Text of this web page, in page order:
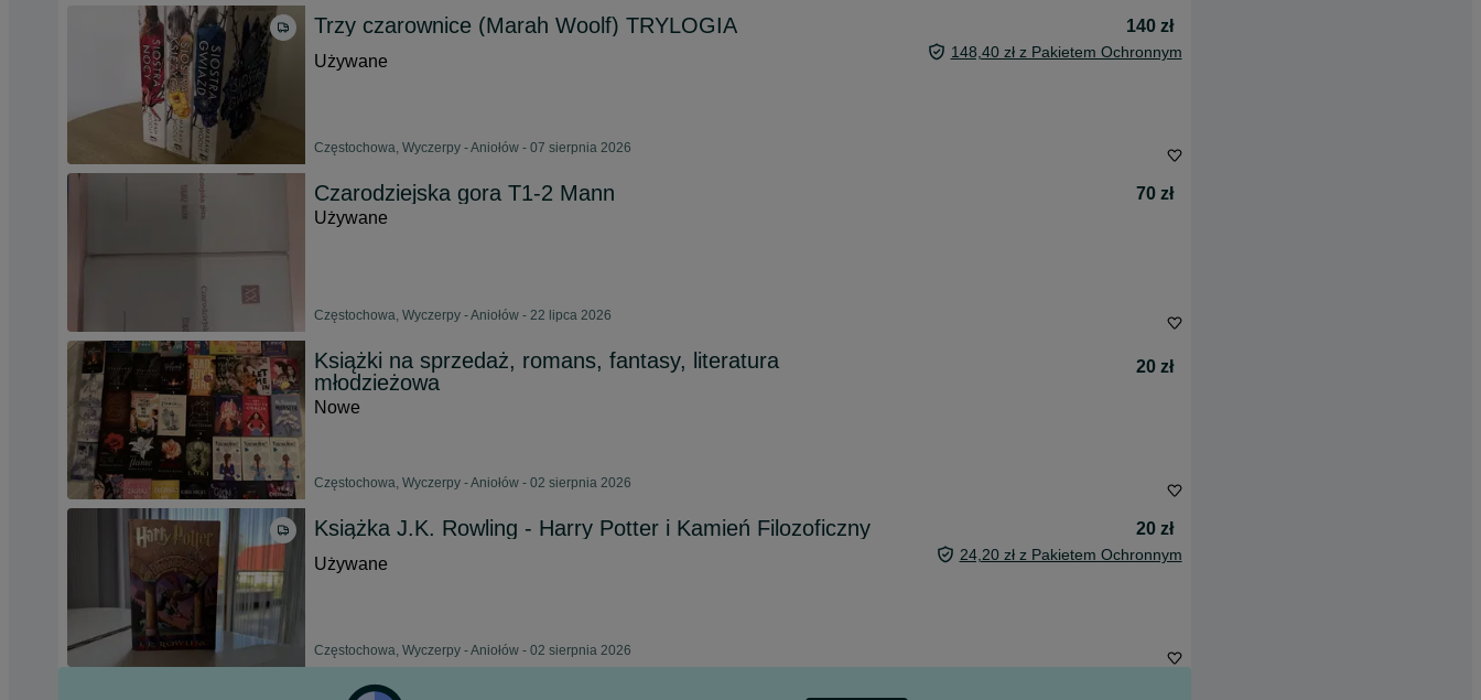
Trzy czarownice (Marah Woolf) TRYLOGIA
140 zł
Używane
148,40 zł z Pakietem Ochronnym
Częstochowa, Wyczerpy - Aniołów - 07 sierpnia 2026
Czarodziejska gora T1-2 Mann
70 zł
Używane
Częstochowa, Wyczerpy - Aniołów - 22 lipca 2026
Książki na sprzedaż, romans, fantasy, literatura
młodzieżowa
20 zł
Nowe
Częstochowa, Wyczerpy - Aniołów - 02 sierpnia 2026
Książka J.K. Rowling - Harry Potter i Kamień Filozoficzny
20 zł
Używane
24,20 zł z Pakietem Ochronnym
Częstochowa, Wyczerpy - Aniołów - 02 sierpnia 2026